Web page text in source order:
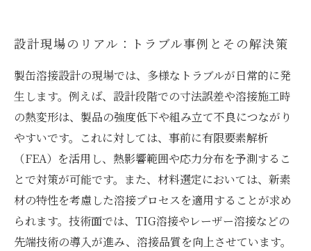
設計現場のリアル：トラブル事例とその解決策
製缶溶接設計の現場では、多様なトラブルが日常的に発
生します。例えば、設計段階での寸法誤差や溶接施工時
の熱変形は、製品の強度低下や組み立て不良につながり
やすいです。これに対しては、事前に有限要素解析
（FEA）を活用し、熱影響範囲や応力分布を予測するこ
とで対策が可能です。また、材料選定においては、新素
材の特性を考慮した溶接プロセスを適用することが求め
られます。技術面では、TIG溶接やレーザー溶接などの
先端技術の導入が進み、溶接品質を向上させています。